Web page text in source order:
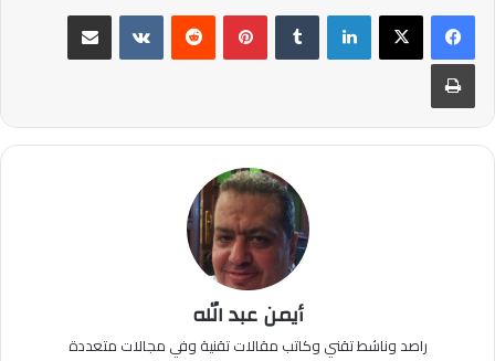
لينكدإن بينتيريست
مشاركة عبر البريد
طباعة
أيمن عبد الله
راصد وناشط تقني وكاتب مقالات تقنية وفي مجالات متعددة